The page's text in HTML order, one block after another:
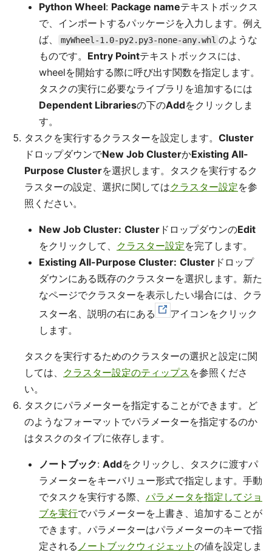
Python Wheel: Package nameテキストボックス
で、インポートするパッケージを入力します。例え
ば、
myWheel-1.0-py2.py3-none-any.whl のような
ものです。 Entry Pointテキストボックスには、
wheelを開始する際に呼び出す関数を指定します。
タスクの実行に必要なライブラリを追加するには
Dependent Librariesの下のAddをクリックしま
す。
タスクを実行するクラスターを設定します。 Cluster
ドロップダウンでNew Job ClusterかExisting All-
Purpose Clusterを選択します。タスクを実行するク
ラスターの設定、選択に関してはクラスター設定を参
照ください。
New Job Cluster: Cluster ドロップダウンのEdit
をクリックして、 クラスター設定を完了します。
Existing All-Purpose Cluster: Cluster ドロップ
ダウンにある既存のクラスターを選択します。新た
なページでクラスターを表示したい場合には、クラ
スター名、説明の右にある
アイコンをクリック
します。
タスクを実行するためのクラスターの選択と設定に関
しては、 クラスター設定のティップス を参照くださ
い。
タスクにパラメーターを指定することができます。ど
のようなフォーマットでパラメーターを指定するのか
はタスクのタイプに依存します。
ノートブック: Addをクリックし、タスクに渡すパ
ラメーターをキーバリュー形式で指定します。手動
でタスクを実行する際、 パラメータを指定してジョ
ブを実行でパラメーターを上書き、追加することが
できます。パラメーターはパラメーターのキーで指
定される ノートブックウィジェット の値を設定しま